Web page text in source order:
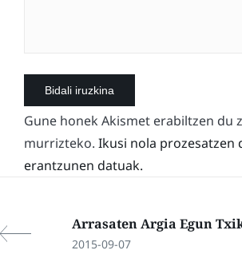
Gune honek Akismet erabiltzen du
murrizteko. Ikusi nola prozesatzen
erantzunen datuak.
Arrasaten Argia Egun
2015-09-07